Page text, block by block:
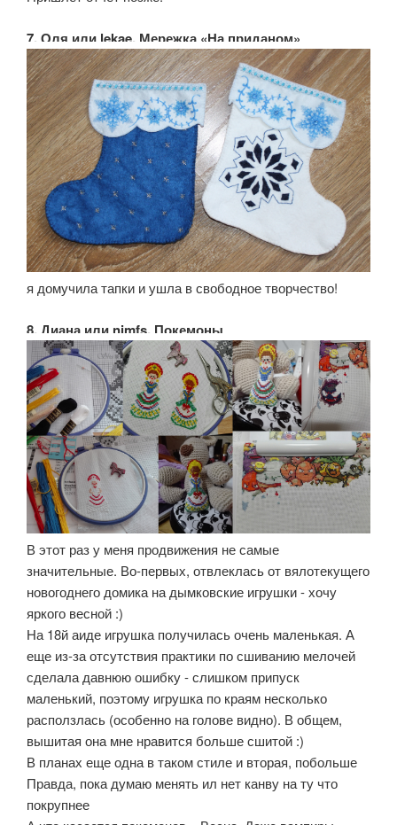
7. Оля или lekae, Мережка «На приданом»
я домучила тапки и ушла в свободное творчество!
8. Диана или nimfs, Покемоны
В этот раз у меня продвижения не самые
значительные. Во-первых, отвлеклась от вялотекущего
новогоднего домика на дымковские игрушки - хочу
яркого весной :)
На 18й аиде игрушка получилась очень маленькая. А
еще из-за отсутствия практики по сшиванию мелочей
сделала давнюю ошибку - слишком припуск
маленький, поэтому игрушка по краям несколько
расползлась (особенно на голове видно). В общем,
вышитая она мне нравится больше сшитой :)
В планах еще одна в таком стиле и вторая, побольше
Правда, пока думаю менять ил нет канву на ту что
покрупнее